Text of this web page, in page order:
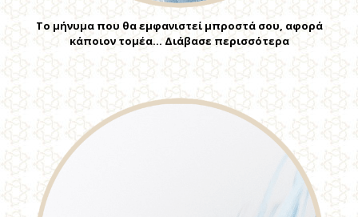
Το μήνυμα που θα εμφανιστεί μπροστά σου, αφορά
κάποιον τομέα… Διάβασε περισσότερα